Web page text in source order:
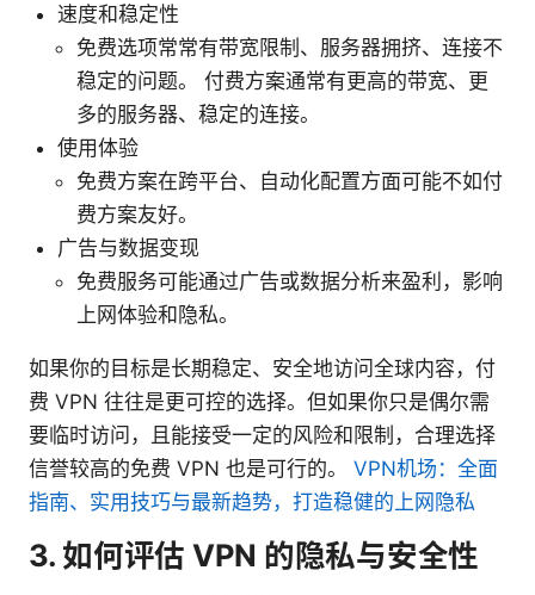
速度和稳定性
免费选项常常有带宽限制、服务器拥挤、连接不
稳定的问题。 付费方案通常有更高的带宽、更
多的服务器、稳定的连接。
使用体验
免费方案在跨平台、自动化配置方面可能不如付
费方案友好。
广告与数据变现
免费服务可能通过广告或数据分析来盈利，影响
上网体验和隐私。
如果你的目标是长期稳定、安全地访问全球内容，付
费 VPN 往往是更可控的选择。但如果你只是偶尔需
要临时访问，且能接受一定的风险和限制，合理选择
信誉较高的免费 VPN 也是可行的。 VPN机场：全面
指南、实用技巧与最新趋势，打造稳健的上网隐私
3. 如何评估 VPN 的隐私与安全性